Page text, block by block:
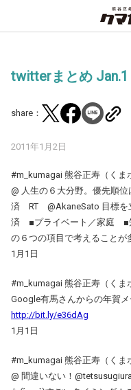
twitterまとめ Jan.1
share：
2011年1月2日
#m_kumagai 熊谷正寿（くま
@ 人生の６大分野。優先順
済 RT @AkaneSato 目標を
済 ■プライベート／家庭
の６つの項目で考えることが
1月1日
#m_kumagai 熊谷正寿（くま
Google有馬さんからの年賀
http://bit.ly/e36dAg
1月1日
#m_kumagai 熊谷正寿（くま
@ 間違いない！